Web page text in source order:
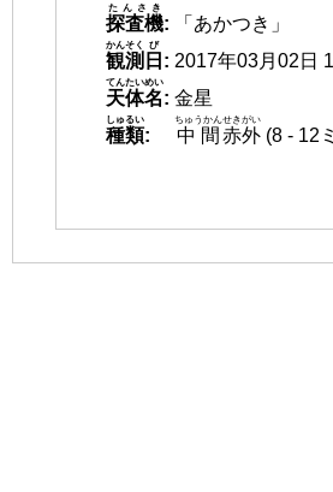
探査機
たんさき
:
「あかつき」
観測
かんそく
日
び
: 2017年03月02日
天体名
てんたいめい
: 金星
種類
しゅるい
: 中間
ちゅうかん
赤外
せきがい
(8 - 12